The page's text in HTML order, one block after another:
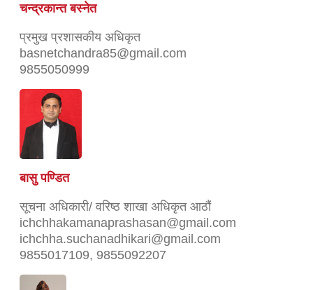
चन्द्रकान्त बस्‍नेत
प्रमुख प्रशासकीय अधिकृत
basnetchandra85@gmail.com
9855050999
बासु पण्डित
सूचना अधिकारी/ वरिष्ठ शाखा अधिकृत आठौं
ichchhakamanaprashasan@gmail.com
ichchha.suchanadhikari@gmail.com
9855017109, 9855092207